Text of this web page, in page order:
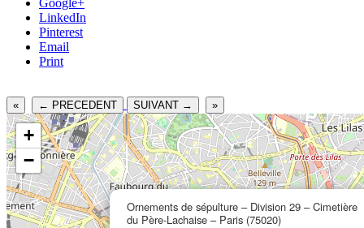
LinkedIn
Pinterest
Email
Print
« ← PRECEDENT SUIVANT → »
Ornements de sépulture – Division 29 – Cimetière
du Père-Lachaise – Paris (75020)
+
−